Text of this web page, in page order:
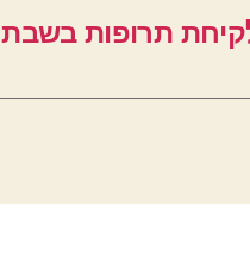
תרופות בשבת